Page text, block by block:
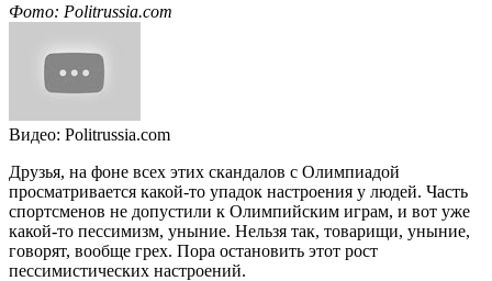
Фото: Politrussia.com
Видео: Politrussia.com
Друзья, на фоне всех этих скандалов с Олимпиадой
просматривается какой-то упадок настроения у людей. Часть
спортсменов не допустили к Олимпийским играм, и вот уже
какой-то пессимизм, уныние. Нельзя так, товарищи, уныние,
говорят, вообще грех. Пора остановить этот рост
пессимистических настроений.